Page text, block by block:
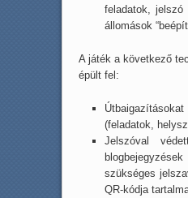
feladatok, jelszó
állomások
A játék a következő
épült fel:
Útbaigazításokat
(feladatok,
Jelszóval
szükséges
QR-kódja